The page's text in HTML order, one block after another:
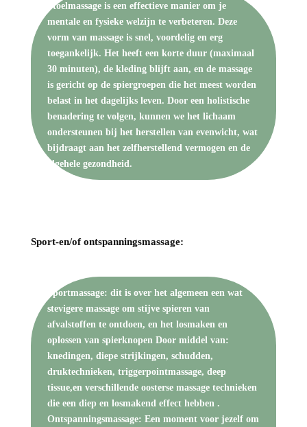
Stoelmassage is een effectieve manier om je
mentale en fysieke welzijn te verbeteren. Deze
vorm van massage is snel, voordelig en erg
toegankelijk. Het heeft een korte duur (maximaal
30 minuten), de kleding blijft aan, en de massage
is gericht op de spiergroepen die het meest worden
belast in het dagelijks leven. Door een holistische
benadering te volgen, kunnen we het lichaam
ondersteunen bij het herstellen van evenwicht, wat
bijdraagt aan het zelfherstellend vermogen en de
algehele gezondheid.
Sport-en/of ontspanningsmassage:
Sportmassage: dit is over het algemeen een wat
stevigere massage om stijve spieren van
afvalstoffen te ontdoen, en het losmaken en
oplossen van spierknopen Door middel van:
knedingen, diepe strijkingen, schudden,
druktechnieken, triggerpointmassage, deep
tissue,en verschillende oosterse massage technieken
die een diep en losmakend effect hebben .
Ontspanningsmassage: Een moment voor jezelf om